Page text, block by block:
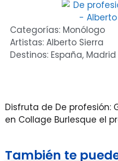
Categorías: Monólogo
Artistas: Alberto Sierra
Destinos: España, Madrid
Disfruta de De profesión:
en Collage Burlesque el
También te